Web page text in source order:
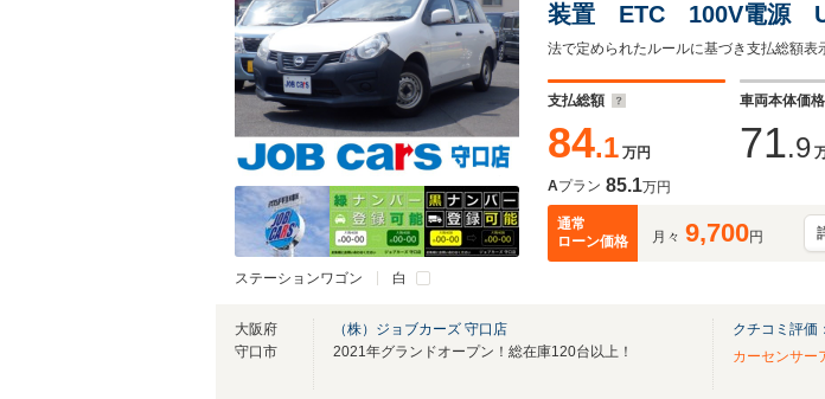
ステーションワゴン 白
装置 ETC 100V電源
SDナビ Bluetooth ド
載量450kg
支払総額
84.1 万円
車両本体価格
71.9
Aプラン 85.1万円
通常
ローン価格
月々 9,700円
大阪府
守口市
（株）ジョブカーズ 守口店
2021年グランドオープン！総在庫120台以上！
クチコミ評価：
カーセンサー